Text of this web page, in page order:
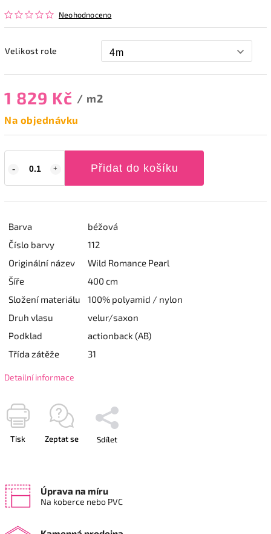
Neohodnoceno
Velikost role
1 829 Kč / m2
Na objednávku
Přidat do košíku
Barva
béžová
Číslo barvy
112
Originální název
Wild Romance Pearl
Šíře
400 cm
Složení materiálu
100% polyamid / nylon
Druh vlasu
velur/saxon
Podklad
actionback (AB)
Třída zátěže
31
Detailní informace
Tisk Zeptat se Sdílet
Úprava na míru
Na koberce nebo PVC